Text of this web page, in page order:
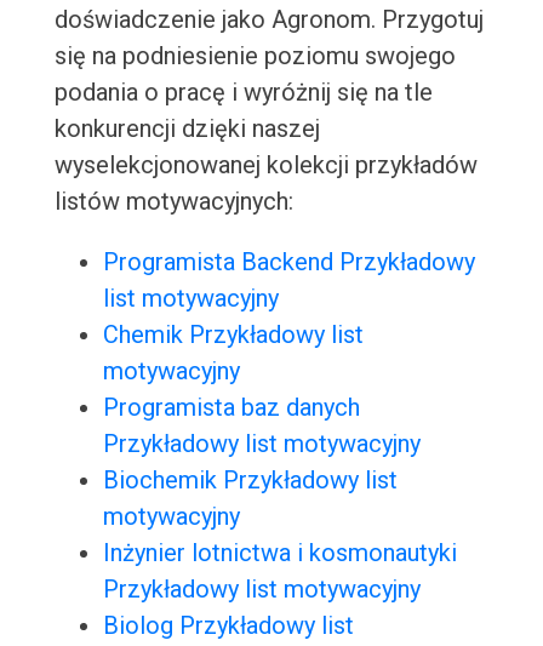
doświadczenie jako Agronom. Przygotuj
się na podniesienie poziomu swojego
podania o pracę i wyróżnij się na tle
konkurencji dzięki naszej
wyselekcjonowanej kolekcji przykładów
listów motywacyjnych:
Programista Backend Przykładowy
list motywacyjny
Chemik Przykładowy list
motywacyjny
Programista baz danych
Przykładowy list motywacyjny
Biochemik Przykładowy list
motywacyjny
Inżynier lotnictwa i kosmonautyki
Przykładowy list motywacyjny
Biolog Przykładowy list